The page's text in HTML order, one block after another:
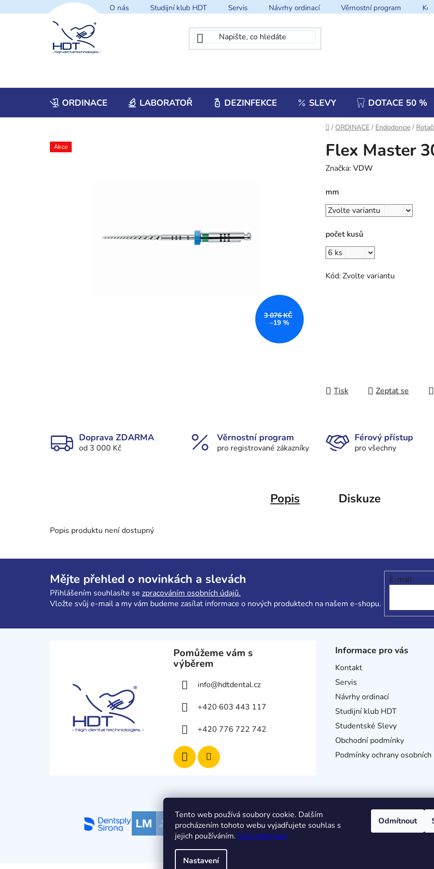
Tento web používá soubory cookie. Dalším
procházením tohoto webu vyjadřujete souhlas s
jejich používáním. Více informací.
Nastavení
Odmítnout
na
O nás Studijní klub HDT Servis Návrhy ordinací Věrnostní program
ORDINACE LABORATOŘ DEZINFEKCE SLEVY DOTACE 50 %
Domů
/ ORDINACE / Endodoncie /
Flex Master
Značka: VDW
mm
počet kusů
Kód:Zvolte variantu
Tisk Zeptat se
Akce
3 076 KČ
–19 %
Doprava ZDARMA
od 3 000 Kč
Věrnostní program
pro registrované zákazníky
Férový přístup
pro všechny
Popis Diskuze
Popis produktu není dostupný
í
Mějte přehled o novinkách a slevách
Přihlášením souhlasíte se zpracováním osobních údajů.
Vložte svůj e-mail a my vám budeme zasílat informace o nových produktech na našem e-shopu.
E-mail
Pomůžeme vám s
výběrem
info@hdtdental.cz
+420 603 443 117
+420 776 722 742
Informace pro vás
Kontakt
Servis
Návrhy ordinací
Studijní klub HDT
Studentské Slevy
Obchodní podmínky
Podmínky ochrany osobních